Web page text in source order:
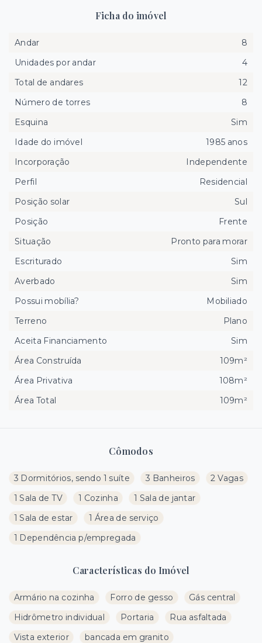
Cômodos
3 Dormitórios, sendo 1 suíte 3 Banheiros
2 Vagas
1 Sala de TV
1 Cozinha
1 Sala de jantar
1 Sala de estar
1 Área de serviço
1 Dependência p/empregada
Características do Imóvel
Armário na cozinha Forro de gesso
Gás central
Hidrômetro individual
Portaria
Rua asfaltada
Vista exterior
bancada em granito
Ficha do imóvel
Andar
8
Unidades por andar
4
Total de andares
12
Número de torres
8
Esquina
Sim
Idade do imóvel
1985 anos
Incorporação
Independente
Perfil
Residencial
Posição solar
Sul
Posição
Frente
Situação
Pronto para morar
Escriturado
Sim
Averbado
Sim
Possui mobília?
Mobiliado
Terreno
Plano
Aceita Financiamento
Sim
Área Construída
109m²
Área Privativa
108m²
Área Total
109m²